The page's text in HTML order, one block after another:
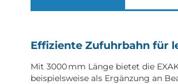
Effiziente Zufuhrbahn für
Mit 3000 mm Länge bietet die
beispielsweise als Ergänzung an